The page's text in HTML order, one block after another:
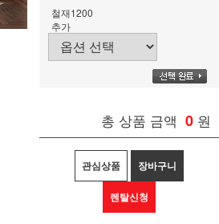
철재1200
추가
총 상품 금액 0 원
관심상품 장바구니
렌탈신청